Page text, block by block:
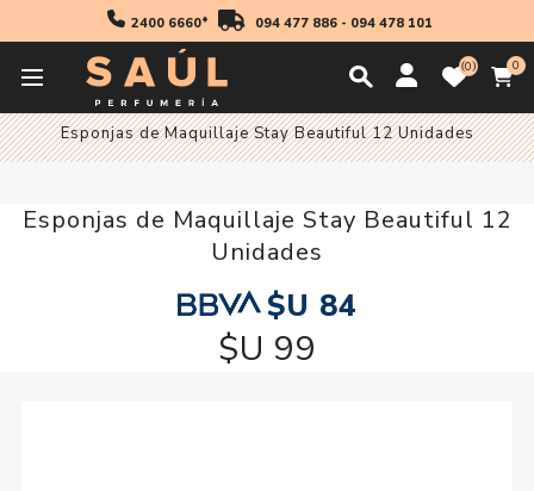
2400 6660* 094 477 886- 094 478 101
0 0
Inicio
Esponjas de Maquillaje Stay Beautiful 12 Unidades
Esponjas de Maquillaje Stay Beautiful 12
Unidades
$U 84
$U 99